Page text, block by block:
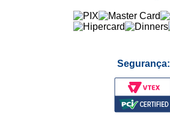
Segurança: